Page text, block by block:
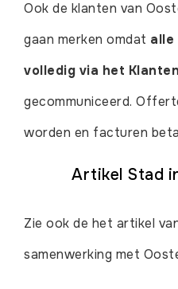
Ook de klanten van
gaan merken omdat alle
volledig via het
gecommuniceerd.
worden en facturen
Artikel Stad
Zie ook de het artikel
samenwerking met